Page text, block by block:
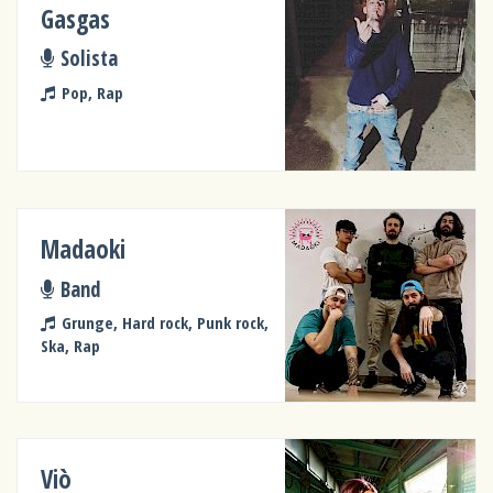
Gasgas
Solista
Pop, Rap
Madaoki
Band
Grunge, Hard rock, Punk rock,
Ska, Rap
Viò